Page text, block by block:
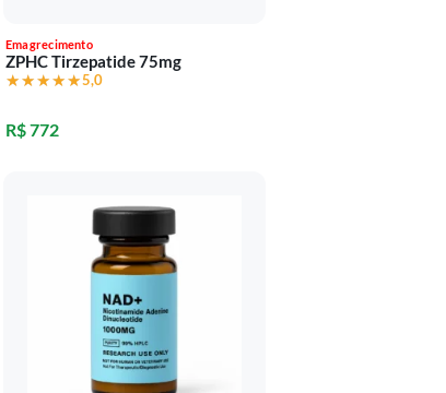
Emagrecimento
ZPHC Tirzepatide 75mg
★★★★★
★★★★★5,0
R$ 772